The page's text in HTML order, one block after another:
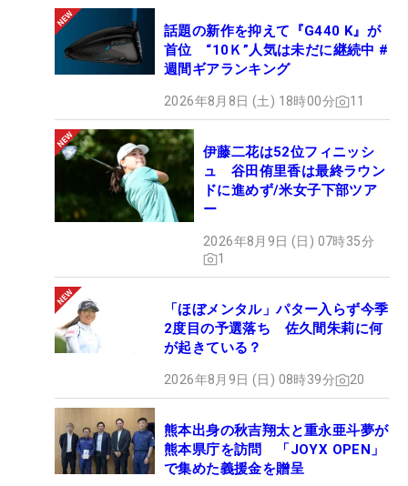
話題の新作を抑えて『G440 K』が
首位 “10Ｋ”人気は未だに継続中 #
週間ギアランキング
2026年8月8日 (土) 18時00分 11
伊藤二花は52位フィニッシ
ュ 谷田侑里香は最終ラウン
ドに進めず/米女子下部ツア
ー
2026年8月9日 (日) 07時35分
1
「ほぼメンタル」パター入らず今季
2度目の予選落ち 佐久間朱莉に何
が起きている？
2026年8月9日 (日) 08時39分 20
熊本出身の秋吉翔太と重永亜斗夢が
熊本県庁を訪問 「JOYX OPEN」
で集めた義援金を贈呈